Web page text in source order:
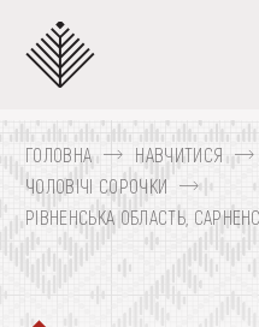
основного
вмісту
ПРО МУЗЕЙ
КОЛЕКЦІЇ
ВИСТАВКИ ТА ПОДІЇ
ГОЛОВНА НАВЧИТИСЯ
ЧОЛОВІЧІ СОРОЧКИ
РІВНЕНСЬКА ОБЛАСТЬ,